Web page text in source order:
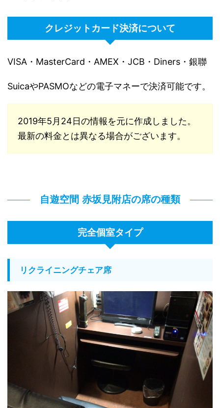
クレジットカード決済について
VISA・MasterCard・AMEX・JCB・Diners・銀聯
SuicaやPASMOなどの電子マネーで決済可能です。
2019年5月24日の情報を元に作成しました。
最新の料金とは異なる場合がございます。
自遊空間 赤坂見附店の席の種類
完全個室タイプ
リクライニングチェア席